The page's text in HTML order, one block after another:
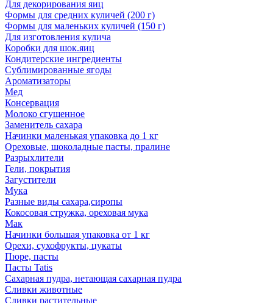
Для декорирования яиц
Формы для средних куличей (200 г)
Формы для маленьких куличей (150 г)
Для изготовления кулича
Коробки для шок.яиц
Кондитерские ингредиенты
Сублимированные ягоды
Ароматизаторы
Мед
Консервация
Молоко сгущенное
Заменитель сахара
Начинки маленькая упаковка до 1 кг
Ореховые, шоколадные пасты, пралине
Разрыхлители
Гели, покрытия
Загустители
Мука
Разные виды сахара,сиропы
Кокосовая стружка, ореховая мука
Мак
Начинки большая упаковка от 1 кг
Орехи, сухофрукты, цукаты
Пюре, пасты
Пасты Tatis
Сахарная пудра, нетающая сахарная пудра
Сливки животные
Сливки растительные